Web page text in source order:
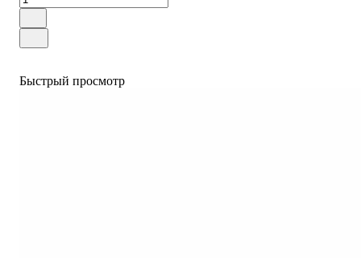
Быстрый просмотр